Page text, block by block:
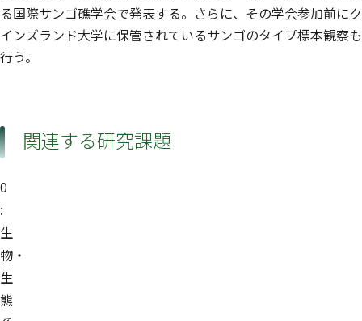
る国際サンゴ礁学会で発表する。さらに、その学会参加前にク
インズランド大学に保管されているサンゴのタイプ標本観察も
行う。
関連する研究課題
0
:
生
物・
生
態